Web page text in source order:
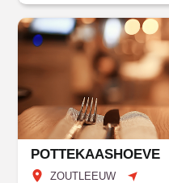
POTTEKAASHOEVE
ZOUTLEEUW